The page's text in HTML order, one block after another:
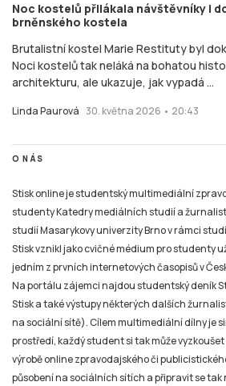
Noc kostelů přilákala návštěvníky i
brněnského kostela
Brutalistní kostel Marie Restituty byl
Noci kostelů tak neláká na bohatou
architekturu, ale ukazuje, jak vypadá ...
Linda Paurová 30. května 2026 • 20:43
O NÁS
Stisk online je studentský multimediální
studenty Katedry mediálních studií a
studií Masarykovy univerzity Brno v rámci
Stisk vznikl jako cvičné médium pro studenty
jedním z prvních internetových časopisů v
Na portálu zájemci najdou studentský deník
Stisk a také výstupy některých dalších
na sociální sítě). Cílem multimediální dílny je
prostředí, každý student si tak může
výrobě online zpravodajského či
působení na sociálních sítích a připravit se tak